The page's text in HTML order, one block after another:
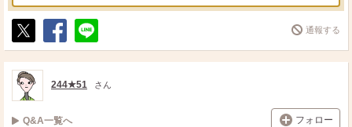
ポ
ス
ト
シ
ェ
送
る
通報する
244★51 さん
Q&A一覧へ フォロー